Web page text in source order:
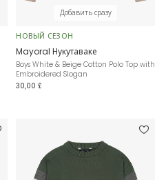
Добавить сразу
НОВЫЙ СЕЗОН
Mayoral Нукутаваке
Boys White & Beige Cotton Polo Top with
Embroidered Slogan
30,00 £